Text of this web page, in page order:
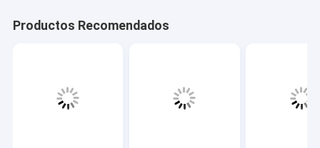
Productos Recomendados